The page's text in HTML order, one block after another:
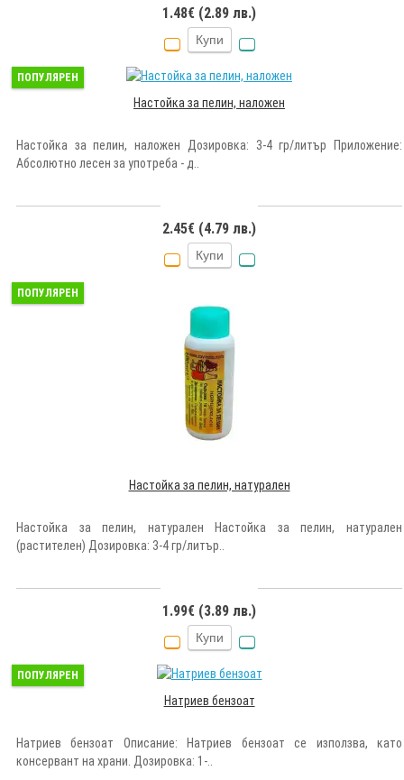
1.48€ (2.89 лв.)
Купи
ПОПУЛЯРЕН
Настойка за пелин, наложен
Настойка за пелин, наложен Дозировка: 3-4 гр/литър Приложение:
Абсолютно лесен за употреба - д..
2.45€ (4.79 лв.)
Купи
ПОПУЛЯРЕН
Настойка за пелин, натурален
Настойка за пелин, натурален Настойка за пелин, натурален
(растителен) Дозировка: 3-4 гр/литър..
1.99€ (3.89 лв.)
Купи
ПОПУЛЯРЕН
Натриев бензоат
Натриев бензоат Описание: Натриев бензоат се използва, като
консервант на храни. Дозировка: 1-..